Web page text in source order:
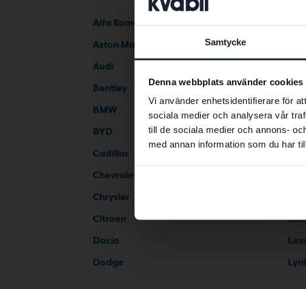
Samtycke
Denna webbplats använder cookies
Vi använder enhetsidentifierare för
sociala medier och analysera vår
till de sociala medier och annons-
med annan information som du har
Alfa Romeo
Aston Martin
Audi
Bentley
BMW
BYD
Cadillac
Chevrolet
Chrysler
Citroen
Dacia
Dodge
abroad